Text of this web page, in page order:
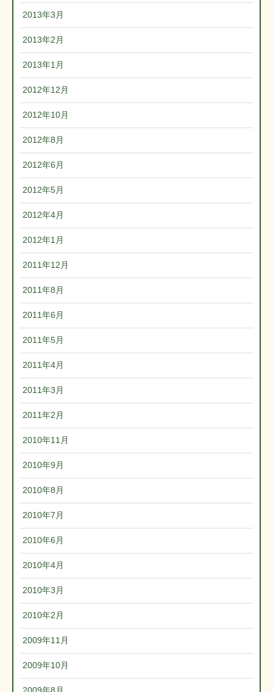
2013年3月
2013年2月
2013年1月
2012年12月
2012年10月
2012年8月
2012年6月
2012年5月
2012年4月
2012年1月
2011年12月
2011年8月
2011年6月
2011年5月
2011年4月
2011年3月
2011年2月
2010年11月
2010年9月
2010年8月
2010年7月
2010年6月
2010年4月
2010年3月
2010年2月
2009年11月
2009年10月
2009年8月